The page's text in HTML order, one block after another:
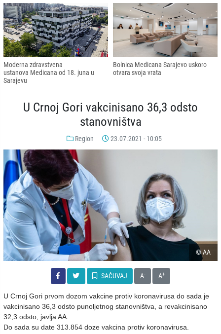
Moderna zdravstvena
ustanova Medicana od 18. juna u
Sarajevu
Bolnica Medicana Sarajevo uskoro
otvara svoja vrata
U Crnoj Gori vakcinisano 36,3 odsto
stanovništva
Region 23.07.2021 - 10:05
© AA
SAČUVAJ A- A+
U Crnoj Gori prvom dozom vakcine protiv koronavirusa do sada je
vakcinisano 36,3 odsto punoljetnog stanovništva, a revakcinisano
32,3 odsto, javlja AA.
Do sada su date 313.854 doze vakcina protiv koronavirusa.